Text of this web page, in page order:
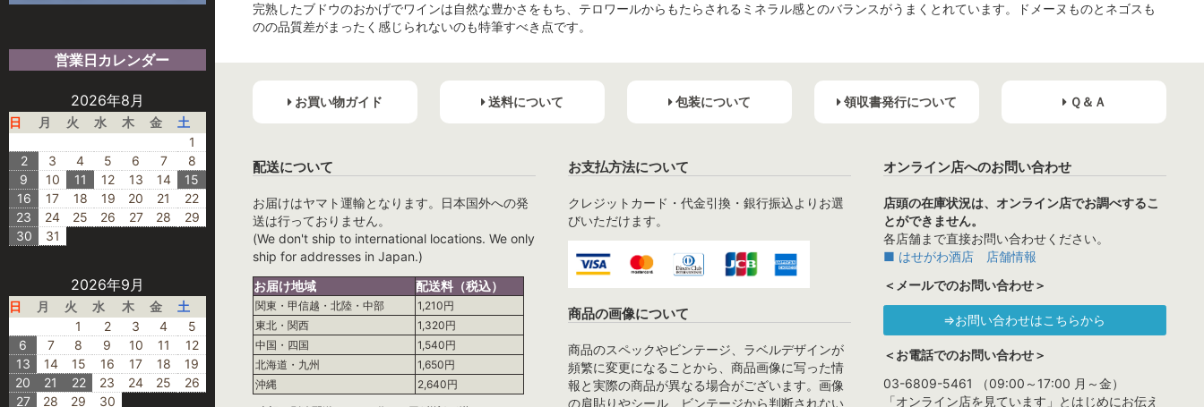
営業日カレンダー
2026年8月
日 月 火 水 木 金
土
1
2
3 4 5 6 7
8
9
10 11 12 13 14
15
16
17 18 19 20 21
22
23
24 25 26 27 28
29
30
31
2026年9月
日 月 火 水 木 金
土
1
2 3 4
5
6
7 8 9 10 11
12
13
14 15 16 17 18
19
20
21 22 23 24 25
26
27
28 29 30
完熟したブドウのおかげでワインは自然な豊かさをもち、テロワールからもたらされるミネラル感とのバランスがうまくとれています。ドメーヌものとネゴスも
のの品質差がまったく感じられないのも特筆すべき点です。
お買い物ガイド 送料について 包装について 領収書発行について Ｑ＆Ａ
配送について
お届けはヤマト運輸となります。日本国外への発
送は行っておりません。
(We don't ship to international locations. We only
ship for addresses in Japan.)
お届け地域
配送料（税込）
関東・甲信越・北陸・中部
1,210円
東北・関西
1,320円
中国・四国
1,540円
北海道・九州
1,650円
沖縄
2,640円
お支払方法について
クレジットカード・代金引換・銀行振込よりお選
びいただけます。
商品の画像について
商品のスペックやビンテージ、ラベルデザインが
頻繁に変更になることから、商品画像に写った情
報と実際の商品が異なる場合がございます。画像
の肩貼りやシール、ビンテージから判断されない
オンライン店へのお問い合わせ
店頭の在庫状況は、オンライン店でお調べするこ
とができません。
各店舗まで直接お問い合わせください。
■ はせがわ酒店 店舗情報
＜メールでのお問い合わせ＞
⇒お問い合わせはこちらから
＜お電話でのお問い合わせ＞
03-6809-5461 （09:00～17:00 月～金）
「オンライン店を見ています」とはじめにお伝え